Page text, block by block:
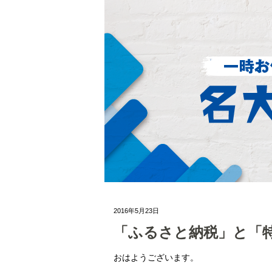
2016年5月23日
「ふるさと納税」と「
おはようございます。